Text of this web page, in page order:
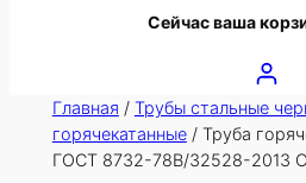
Сейчас ваша
Главная / Трубы стальные
горячекатанные/ Труба
ГОСТ 8732-78В/32528-2013